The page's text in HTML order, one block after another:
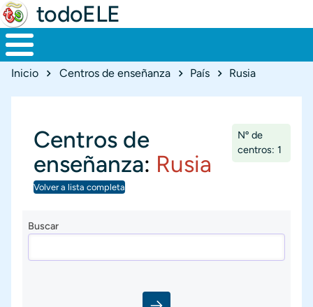
todoELE
Ruta de navegación
Inicio Centros de enseñanza País Rusia
Centros de
enseñanza: Rusia
Nº de
centros: 1
Volver a lista completa
Buscar